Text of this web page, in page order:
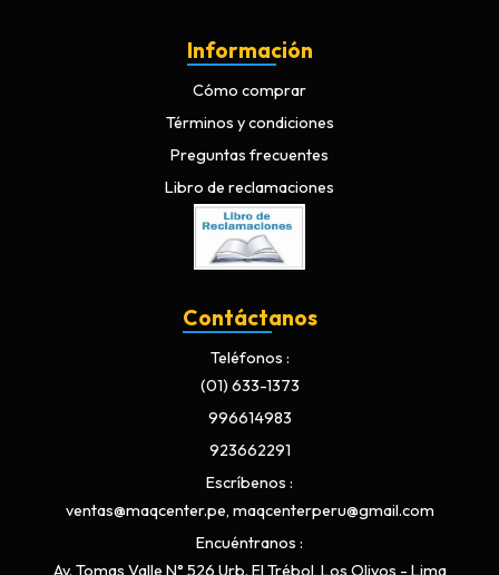
Información
Cómo comprar
Términos y condiciones
Preguntas frecuentes
Libro de reclamaciones
Contáctanos
Teléfonos
(01) 633-1373
996614983
923662291
Escríbenos
ventas@maqcenter.pe, maqcenterperu@gmail.com
Encuéntranos
Av. Tomas Valle N° 526 Urb. El Trébol, Los Olivos - Lima